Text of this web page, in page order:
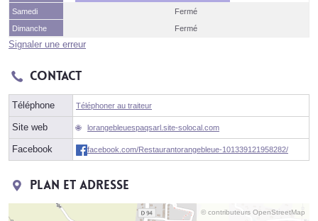
Samedi
Fermé
Dimanche
Fermé
Signaler une erreur
Contact
Téléphone Téléphoner au traiteur
Site web lorangebleuespaqsarl.site-solocal.com
Facebook facebook.com/Restaurantorangebleue-101339121958282/
Plan et adresse
© contributeurs OpenStreetMap